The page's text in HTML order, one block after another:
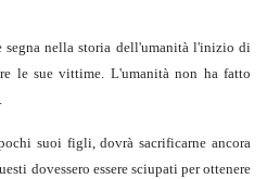
segna nella storia dell'umanità l'inizio di
le sue vittime. L'umanità non ha fatto
suoi figli, dovrà sacrificarne ancora
dovessero essere sciupati per ottenere